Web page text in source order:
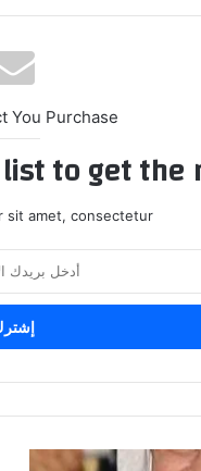
You Purchase
to get the
sit amet, consectetur.